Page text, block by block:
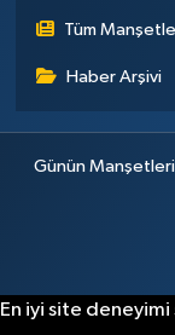
Tüm
Haber Arşivi
Günün Manşetleri
En iyi site